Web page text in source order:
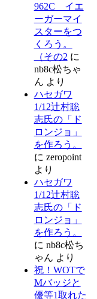
962C イエ
ーガーマイ
スターをつ
くろう。
（その2 に
nb8c松ちゃ
ん より
ハセガワ
1/12辻村聡
志氏の「ド
ロンジョ」
を作ろう。
に zeropoint
より
ハセガワ
1/12辻村聡
志氏の「ド
ロンジョ」
を作ろう。
に nb8c松ち
ゃん より
祝！WOTで
Mバッジと
優等1取れた